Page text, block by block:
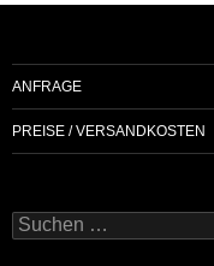
ANFRAGE
PREISE / VERSANDKOSTEN
Suchen
nach: